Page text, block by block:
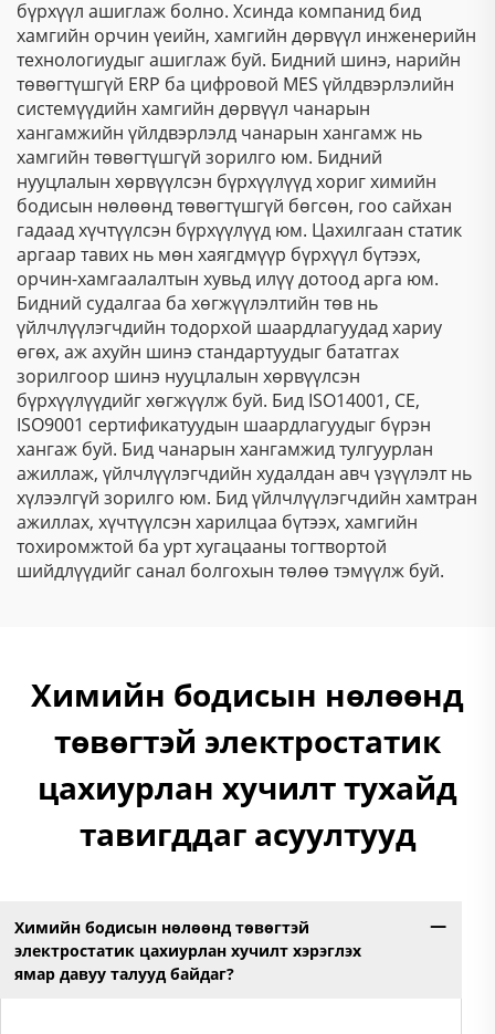
бүрхүүл ашиглаж болно. Хсинда компанид бид
хамгийн орчин үеийн, хамгийн дөрвүүл инженерийн
технологиудыг ашиглаж буй. Бидний шинэ, нарийн
төвөгтүшгүй ERP ба цифровой MES үйлдвэрлэлийн
системүүдийн хамгийн дөрвүүл чанарын
хангамжийн үйлдвэрлэлд чанарын хангамж нь
хамгийн төвөгтүшгүй зорилго юм. Бидний
нууцлалын хөрвүүлсэн бүрхүүлүүд хориг химийн
бодисын нөлөөнд төвөгтүшгүй бөгсөн, гоо сайхан
гадаад хүчтүүлсэн бүрхүүлүүд юм. Цахилгаан статик
аргаар тавих нь мөн хаягдмүүр бүрхүүл бүтээх,
орчин-хамгаалалтын хувьд илүү дотоод арга юм.
Бидний судалгаа ба хөгжүүлэлтийн төв нь
үйлчлүүлэгчдийн тодорхой шаардлагуудад хариу
өгөх, аж ахуйн шинэ стандартуудыг бататгах
зорилгоор шинэ нууцлалын хөрвүүлсэн
бүрхүүлүүдийг хөгжүүлж буй. Бид ISO14001, CE,
ISO9001 сертификатуудын шаардлагуудыг бүрэн
хангаж буй. Бид чанарын хангамжид тулгуурлан
ажиллаж, үйлчлүүлэгчдийн худалдан авч үзүүлэлт нь
хүлээлгүй зорилго юм. Бид үйлчлүүлэгчдийн хамтран
ажиллах, хүчтүүлсэн харилцаа бүтээх, хамгийн
тохиромжтой ба урт хугацааны тогтвортой
шийдлүүдийг санал болгохын төлөө тэмүүлж буй.
Химийн бодисын нөлөөнд
төвөгтэй электростатик
цахиурлан хучилт тухайд
тавигддаг асуултууд
Химийн бодисын нөлөөнд төвөгтэй
электростатик цахиурлан хучилт хэрэглэх
ямар давуу талууд байдаг?